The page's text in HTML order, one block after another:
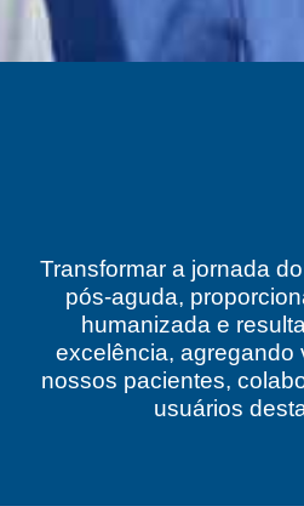
Transformar a jornada
pós-aguda,
humanizada e
excelência, agregando
nossos pacientes,
usuários